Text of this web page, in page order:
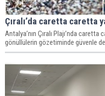
Çıralı’da caretta caretta
Antalya’nın Çıralı Plajı’nda
gönüllülerin gözetiminde güvenle